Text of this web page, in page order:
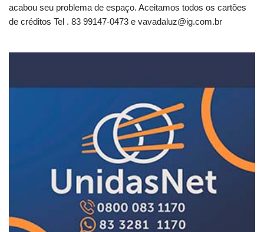
acabou seu problema de espaço. Aceitamos todos os cartões
de créditos Tel . 83 99147-0473 e vavadaluz@ig.com.br